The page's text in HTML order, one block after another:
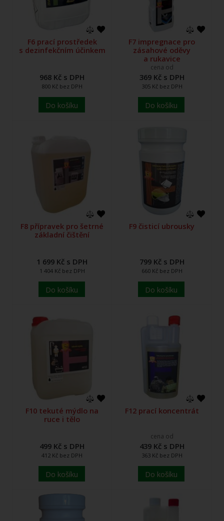
F6 prací prostředek
s dezinfekčním účinkem
968 Kč s DPH
800 Kč bez DPH
Do košíku
F7 impregnace pro
zásahové oděvy
a rukavice
cena od
369 Kč s DPH
305 Kč bez DPH
Do košíku
F8 přípravek pro šetrné
základní čištění
1 699 Kč s DPH
1 404 Kč bez DPH
Do košíku
F9 čisticí ubrousky
799 Kč s DPH
660 Kč bez DPH
Do košíku
F10 tekuté mýdlo na
ruce i tělo
499 Kč s DPH
412 Kč bez DPH
Do košíku
F12 prací koncentrát
cena od
439 Kč s DPH
363 Kč bez DPH
Do košíku